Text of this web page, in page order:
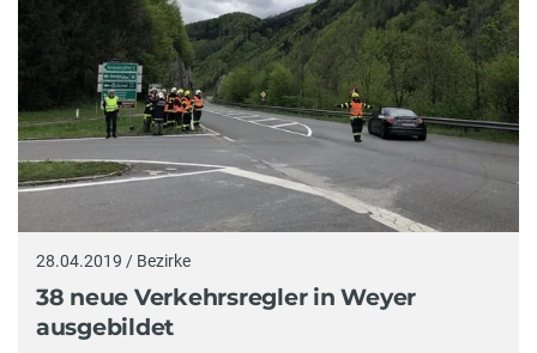
28.04.2019 / Bezirke
38 neue Verkehrsregler in Weyer
ausgebildet